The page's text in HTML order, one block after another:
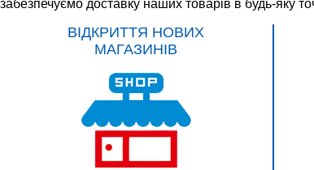
забезпечуємо доставку наших товарів в будь-яку
ВІДКРИТТЯ НОВИХ
МАГАЗИНІВ